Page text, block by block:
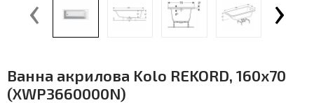
Ванна акрилова Kolo REKORD, 160x70
(XWP3660000N)